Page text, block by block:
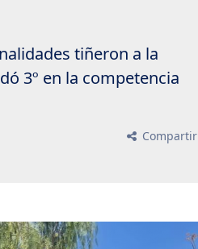
tiñeron a la
3º en la competencia
Compartir